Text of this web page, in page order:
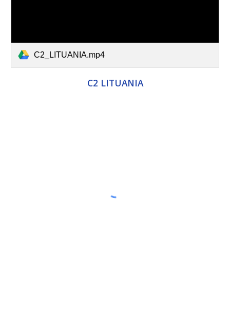
C2_LITUANIA.mp4
C2 LITUANIA